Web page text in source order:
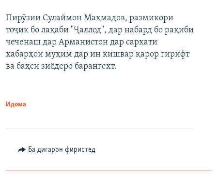
Auto 240p 360p 480p
720p 1080p
360p
480p
Пирӯзии Сулаймон Маҳмадов, размикори
тоҷик бо лақаби "Ҷаллод", дар набард бо рақиби
чеченаш дар Арманистон дар сархати
хабарҳои муҳим дар ин кишвар қарор гирифт
ва баҳси зиёдеро барангехт.
Идома
Ба дигарон фиристед